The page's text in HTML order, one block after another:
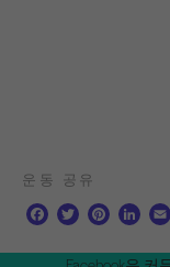
운동 공유
F
c
T
i
P
n
L
n